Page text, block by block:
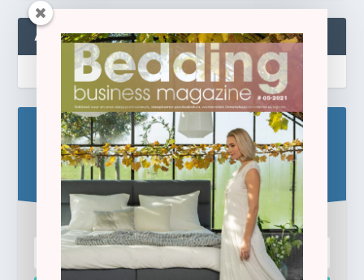
ABONNEREN
Blijf op de hoogte!
Schrijf u hier in voor de gratis e-newsletter.